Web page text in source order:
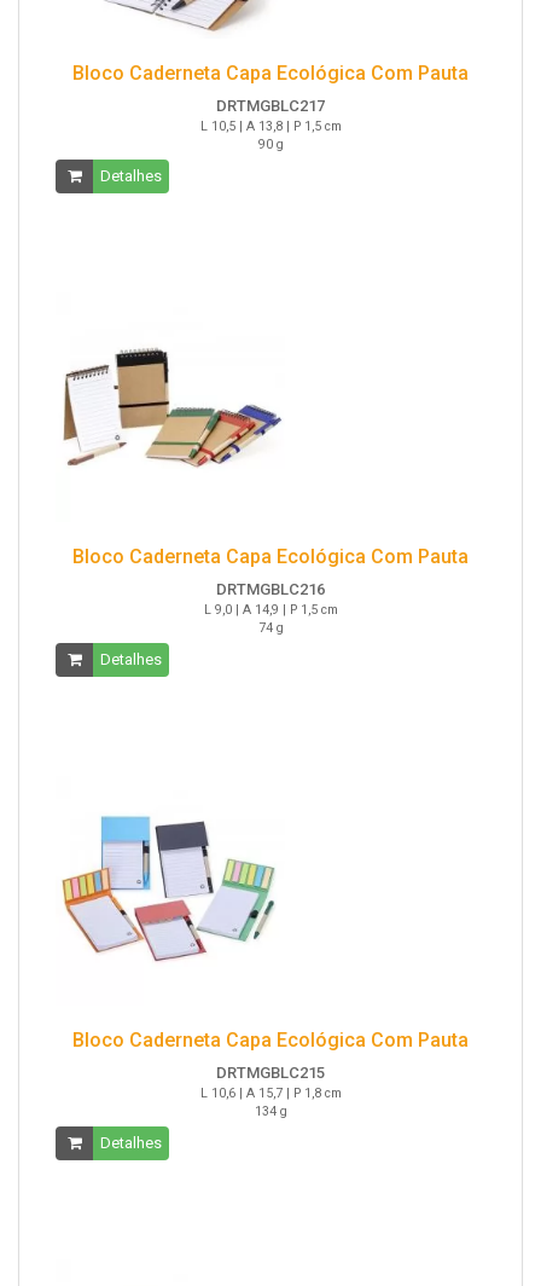
Bloco Caderneta Capa Ecológica Com Pauta
DRTMGBLC217
L 10,5 | A 13,8 | P 1,5 cm
90 g
Detalhes
Bloco Caderneta Capa Ecológica Com Pauta
DRTMGBLC216
L 9,0 | A 14,9 | P 1,5 cm
74 g
Detalhes
Bloco Caderneta Capa Ecológica Com Pauta
DRTMGBLC215
L 10,6 | A 15,7 | P 1,8 cm
134 g
Detalhes